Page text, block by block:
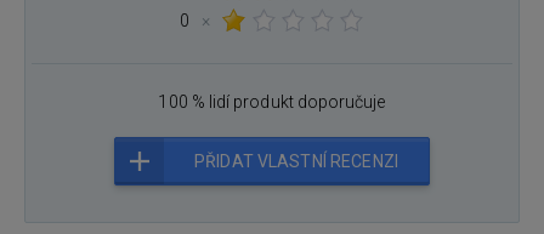
0
×
100 % lidí produkt doporučuje
PŘIDAT VLASTNÍ RECENZI